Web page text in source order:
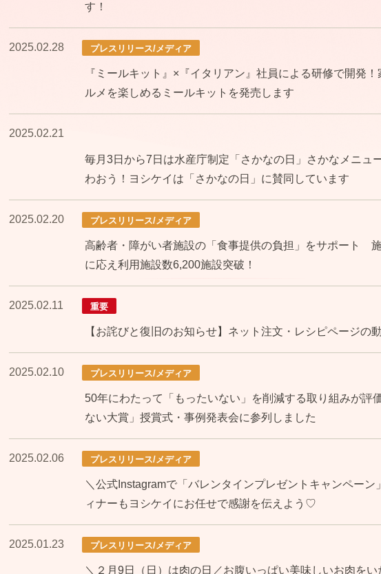
す！
2025.02.28 プレスリリース/メディア
『ミールキット』×『イタリアン』社員による研修で開発
ルメを楽しめるミールキットを発売します
2025.02.21
毎月3日から7日は水産庁制定「さかなの日」さかなメニュ
わおう！ヨシケイは「さかなの日」に賛同しています
2025.02.20 プレスリリース/メディア
高齢者・障がい者施設の「食事提供の負担」をサポート
に応え利用施設数6,200施設突破！
2025.02.11 重要
【お詫びと復旧のお知らせ】ネット注文・レシピページの
2025.02.10 プレスリリース/メディア
50年にわたって「もったいない」を削減する取り組みが評
ない大賞」授賞式・事例発表会に参列しました
2025.02.06 プレスリリース/メディア
＼公式Instagramで「バレンタインプレゼントキャンペー
ィナーもヨシケイにお任せで感謝を伝えよう♡
2025.01.23 プレスリリース/メディア
＼２月9日（日）は肉の日／お腹いっぱい美味しいお肉を